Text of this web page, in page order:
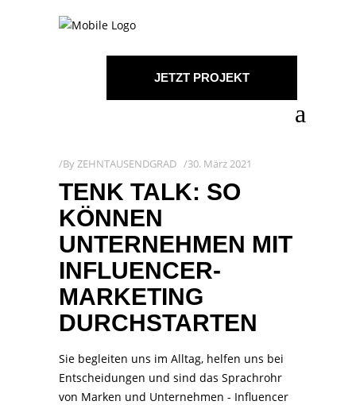
JETZT PROJEKT
ByZEHNTAUSENDGRAD 30. März 2021
TENK TALK: SO
KÖNNEN
UNTERNEHMEN MIT
INFLUENCER-
MARKETING
DURCHSTARTEN
Sie begleiten uns im Alltag, helfen uns bei
Entscheidungen und sind das Sprachrohr
von Marken und Unternehmen - Influencer